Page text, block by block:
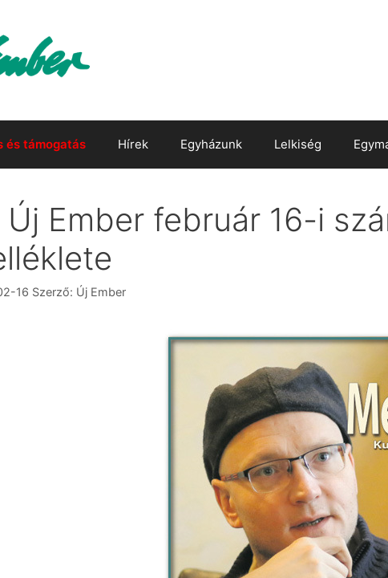
és támogatás Hírek Egyházunk Lelkiség
Új Ember február 16-i
16 Szerző: Új Ember